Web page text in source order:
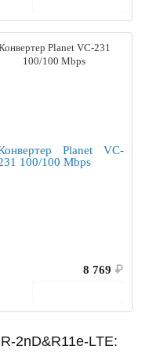
Planet VC-231
100/100 Mbps
8 769 ₽
2nD&R11e-LTE: